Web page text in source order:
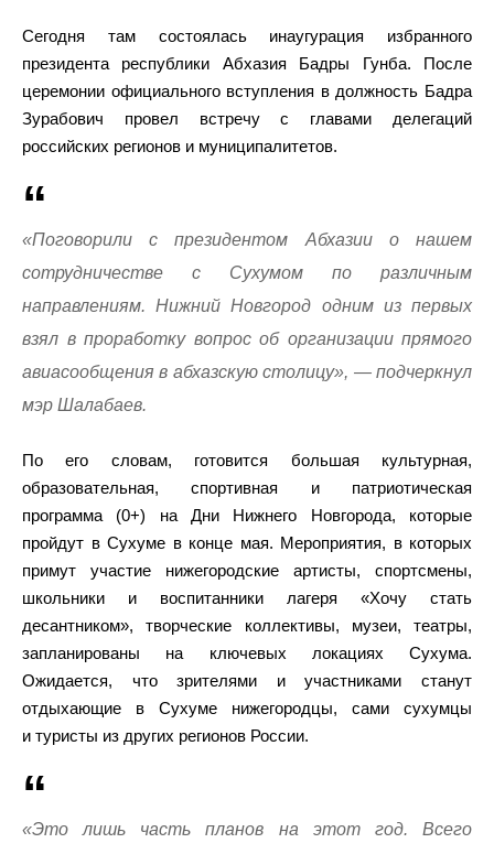
Сегодня там состоялась инаугурация избранного
президента республики Абхазия Бадры Гунба. После
церемонии официального вступления в должность Бадра
Зурабович провел встречу с главами делегаций
российских регионов и муниципалитетов.
«Поговорили с президентом Абхазии о нашем
сотрудничестве с Сухумом по различным
направлениям. Нижний Новгород одним из первых
взял в проработку вопрос об организации прямого
авиасообщения в абхазскую столицу», — подчеркнул
мэр Шалабаев.
По его словам, готовится большая культурная,
образовательная, спортивная и патриотическая
программа (0+) на Дни Нижнего Новгорода, которые
пройдут в Сухуме в конце мая. Мероприятия, в которых
примут участие нижегородские артисты, спортсмены,
школьники и воспитанники лагеря «Хочу стать
десантником», творческие коллективы, музеи, театры,
запланированы на ключевых локациях Сухума.
Ожидается, что зрителями и участниками станут
отдыхающие в Сухуме нижегородцы, сами сухумцы
и туристы из других регионов России.
«Это лишь часть планов на этот год. Всего